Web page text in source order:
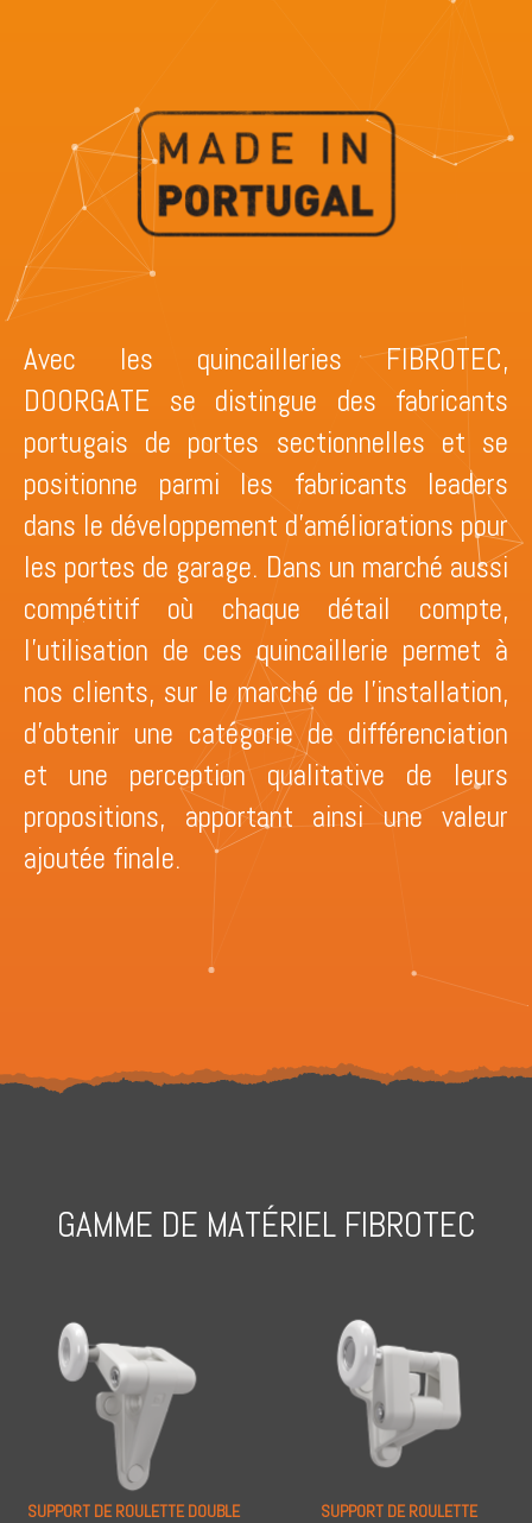
Avec les quincailleries FIBROTEC,
DOORGATE se distingue des fabricants
portugais de portes sectionnelles et se
positionne parmi les fabricants leaders
dans le développement d’améliorations pour
les portes de garage. Dans un marché aussi
compétitif où chaque détail compte,
l’utilisation de ces quincaillerie permet à
nos clients, sur le marché de l’installation,
d’obtenir une catégorie de différenciation
et une perception qualitative de leurs
propositions, apportant ainsi une valeur
ajoutée finale.
GAMME DE MATÉRIEL FIBROTEC
SUPPORT DE ROULETTE DOUBLE SUPPORT DE ROULETTE